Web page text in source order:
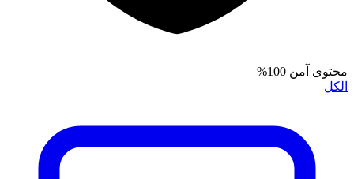
محتوى آمن 100%
الكل